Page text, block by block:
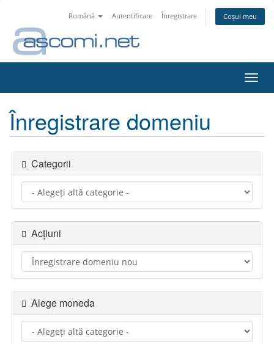
Română Autentificare Înregistrare Coșul meu
Înregistrare domeniu
Categorii
Acțiuni
Alege moneda